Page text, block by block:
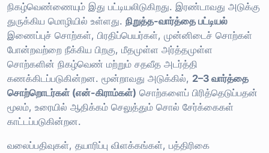
நிகழ்வெண்ணையும் இது பட்டியலிடுகிறது. இரண்டாவது அடுக்கு
துருக்கிய மொழியில் உள்ளது. நிறுத்த-வார்த்தை பட்டியல்
இணைப்புச் சொற்கள், பிரதிப்பெயர்கள், முன்னிடைச் சொற்கள்
போன்றவற்றை நீக்கிய பிறகு, மீதமுள்ள அர்த்தமுள்ள
சொற்களின் நிகழ்வெண் மற்றும் சதவீத அடர்த்தி
கணக்கிடப்படுகின்றன. மூன்றாவது அடுக்கில், 2–3 வார்த்தை
சொற்றொடர்கள் (என்-கிராம்கள்) சொற்களைப் பிரித்தெடுப்பதன்
மூலம், உரையில் ஆதிக்கம் செலுத்தும் சொல் சேர்க்கைகள்
காட்டப்படுகின்றன.
வலைப்பதிவுகள், தயாரிப்பு விளக்கங்கள், பத்திரிகை